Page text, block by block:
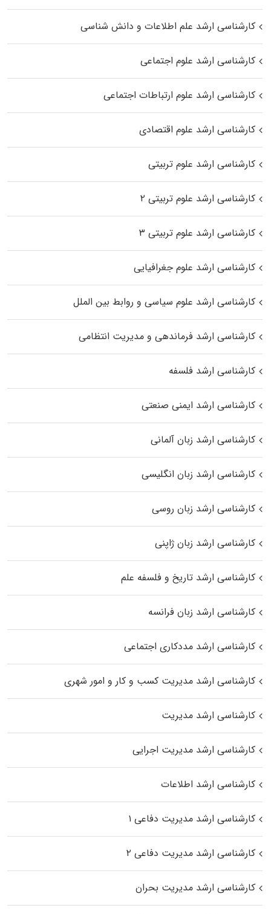
کارشناسی ارشد علم اطلاعات و دانش شناسی
کارشناسی ارشد علوم اجتماعی
کارشناسی ارشد علوم ارتباطات اجتماعی
کارشناسی ارشد علوم اقتصادی
کارشناسی ارشد علوم تربیتی
کارشناسی ارشد علوم تربیتی ۲
کارشناسی ارشد علوم تربیتی ۳
کارشناسی ارشد علوم جغرافیایی
کارشناسی ارشد علوم سیاسی و روابط بین الملل
کارشناسی ارشد فرماندهی و مدیریت انتظامی
کارشناسی ارشد فلسفه
کارشناسی ارشد ایمنی صنعتی
کارشناسی ارشد زبان آلمانی
کارشناسی ارشد زبان انگلیسی
کارشناسی ارشد زبان روسی
کارشناسی ارشد زبان ژاپنی
کارشناسی ارشد تاریخ و فلسفه علم
کارشناسی ارشد زبان فرانسه
کارشناسی ارشد مددکاری اجتماعی
کارشناسی ارشد مدیریت کسب و کار و امور شهری
کارشناسی ارشد مدیریت
کارشناسی ارشد مدیریت اجرایی
کارشناسی ارشد اطلاعات
کارشناسی ارشد مدیریت دفاعی ۱
کارشناسی ارشد مدیریت دفاعی ۲
کارشناسی ارشد مدیریت بحران